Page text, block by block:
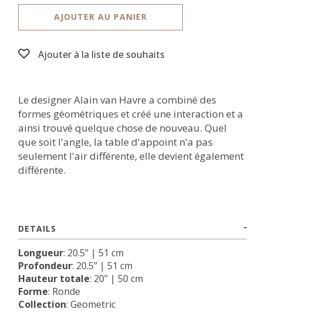
AJOUTER AU PANIER
Ajouter à la liste de souhaits
Le designer Alain van Havre a combiné des
formes géométriques et créé une interaction et a
ainsi trouvé quelque chose de nouveau. Quel
que soit l'angle, la table d'appoint n'a pas
seulement l'air différente, elle devient également
différente.
DETAILS
Longueur: 20.5’’ | 51 cm
Profondeur: 20.5’’ | 51 cm
Hauteur totale: 20’’ | 50 cm
Forme: Ronde
Collection: Geometric